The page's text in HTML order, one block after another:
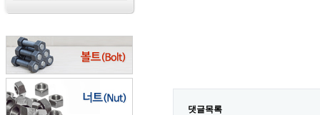
댓글목록